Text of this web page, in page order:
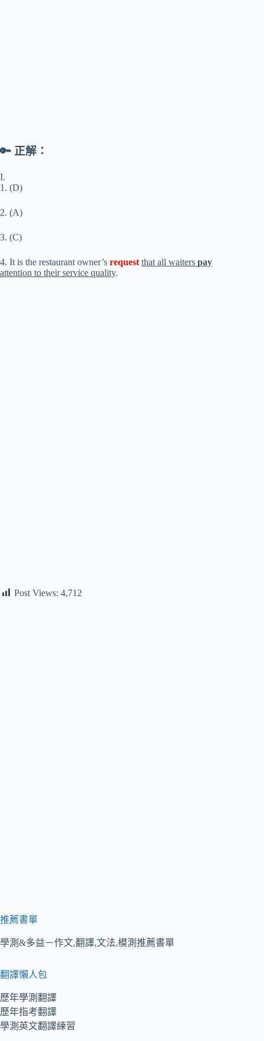
🔑 正解：
I.
1. (D)
2. (A)
3. (C)
4. It is the restaurant owner’s request that all waiters pay
attention to their service quality.
Post Views: 4,712
推薦書單
學測&多益－作文,翻譯,文法,模測推薦書單
翻譯懶人包
歷年學測翻譯
歷年指考翻譯
學測英文翻譯練習